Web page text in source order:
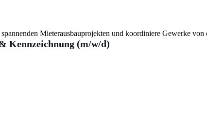
Mieterausbauprojekten und koordiniere Gewerke
Kennzeichnung (m/w/d)